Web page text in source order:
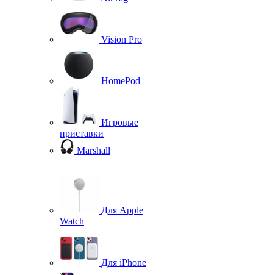
Vision Pro
HomePod
Игровые
приставки
Marshall
Для Apple
Watch
Для iPhone